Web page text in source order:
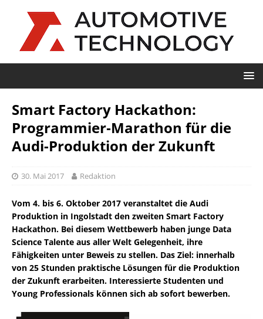
Smart Factory Hackathon:
Programmier‑Marathon für die
Audi-Produktion der Zukunft
30. Mai 2017 Redaktion
Vom 4. bis 6. Oktober 2017 veranstaltet die Audi
Produktion in Ingolstadt den zweiten Smart Factory
Hackathon. Bei diesem Wettbewerb haben junge Data
Science Talente aus aller Welt Gelegenheit, ihre
Fähigkeiten unter Beweis zu stellen. Das Ziel: innerhalb
von 25 Stunden praktische Lösungen für die Produktion
der Zukunft erarbeiten. Interessierte Studenten und
Young Professionals können sich ab sofort bewerben.